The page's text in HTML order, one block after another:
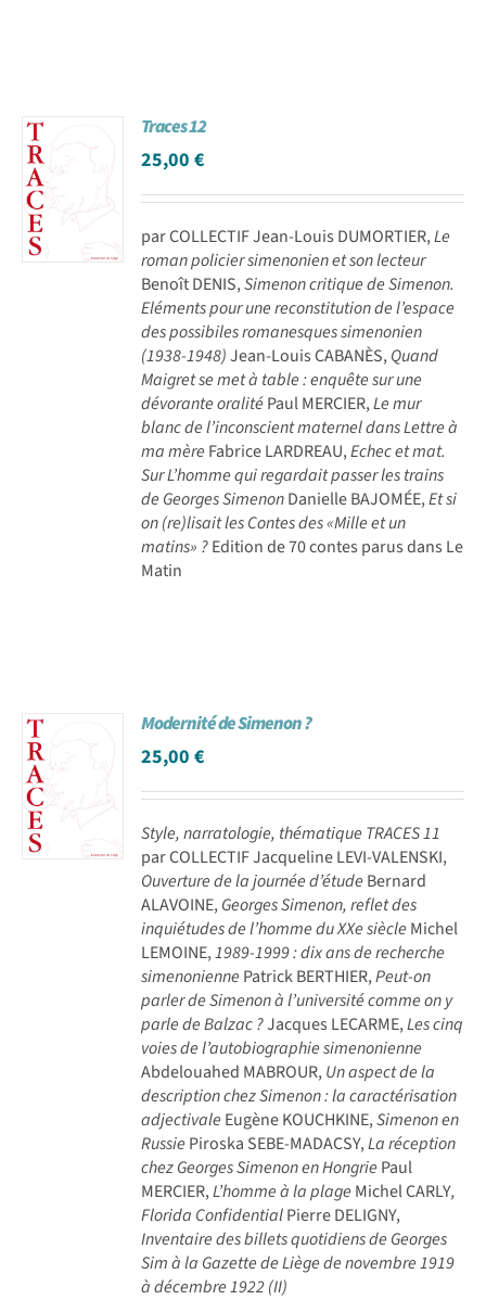
Traces 12
25,00€
par COLLECTIF Jean-Louis DUMORTIER,Le
roman policier simenonien et son lecteur
Benoît DENIS,Simenon critique de Simenon.
Eléments pour une reconstitution de l’espace
des possibiles romanesques simenonien
(1938-1948)Jean-Louis CABANÈS,Quand
Maigret se met à table : enquête sur une
dévorante oralitéPaul MERCIER,Le mur
blanc de l’inconscient maternel dans Lettre à
ma mère Fabrice LARDREAU,Echec et mat.
Sur L’homme qui regardait passer les trains
de Georges SimenonDanielle BAJOMÉE,Et si
on (re)lisait les Contes des «Mille et un
matins» ?Edition de 70 contes parus dans Le
Matin
Modernité de Simenon ?
25,00€
Style, narratologie, thématique TRACES 11
par COLLECTIF Jacqueline LEVI-VALENSKI,
Ouverture de la journée d’étude Bernard
ALAVOINE,Georges Simenon, reflet des
inquiétudes de l’homme du XXe siècle Michel
LEMOINE,1989-1999 : dix ans de recherche
simenonienne Patrick BERTHIER,Peut-on
parler de Simenon à l’université comme on y
parle de Balzac ?Jacques LECARME,Les cinq
voies de l’autobiographie simenonienne
Abdelouahed MABROUR,Un aspect de la
description chez Simenon : la caractérisation
adjectivale Eugène KOUCHKINE,Simenon en
Russie Piroska SEBE-MADACSY,La réception
chez Georges Simenon en Hongrie Paul
MERCIER,L’homme à la plage Michel CARLY,
Florida ConfidentialPierre DELIGNY,
Inventaire des billets quotidiens de Georges
Sim à la Gazette de Liège de novembre 1919
à décembre 1922 (II)